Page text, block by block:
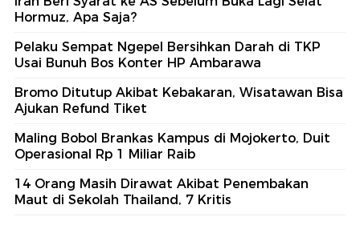
Hormuz, Apa Saja?
Pelaku Sempat Ngepel Bersihkan Darah di TKP
Usai Bunuh Bos Konter HP Ambarawa
Bromo Ditutup Akibat Kebakaran, Wisatawan Bisa
Ajukan Refund Tiket
Maling Bobol Brankas Kampus di Mojokerto, Duit
Operasional Rp 1 Miliar Raib
14 Orang Masih Dirawat Akibat Penembakan
Maut di Sekolah Thailand, 7 Kritis